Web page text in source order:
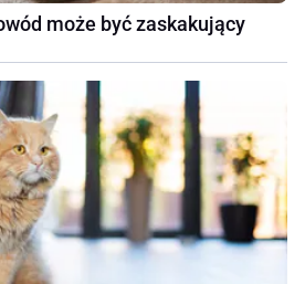
może być zaskakujący